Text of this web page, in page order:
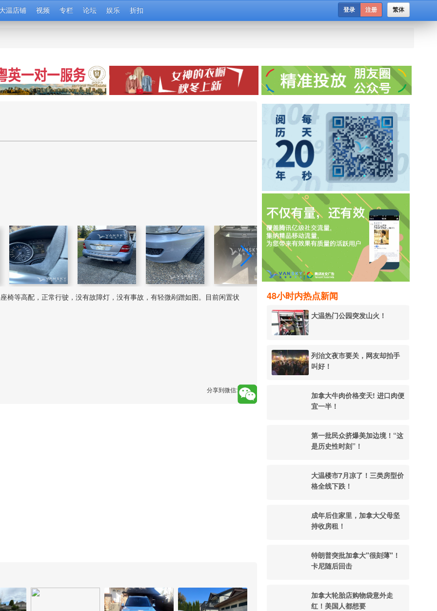
温店铺 视频 专栏 论坛 娱乐 折扣 繁体
登录 注册
48小时内热点新闻
大温热门公园突发山火！
列治文夜市要关，网友却拍手
叫好！
加拿大牛肉价格变天! 进口肉便
宜一半！
第一批民众挤爆美加边境！“这
是历史性时刻”！
大温楼市7月凉了！三类房型价
格全线下跌！
成年后住家里，加拿大父母坚
持收房租！
特朗普突批加拿大"很刻薄"！
卡尼随后回击
加拿大轮胎店购物袋意外走
红！美国人都想要
椅等高配，正常行驶，没有故障灯，没有事故，有轻微剐蹭如图。目前闲置状
分享到微信: